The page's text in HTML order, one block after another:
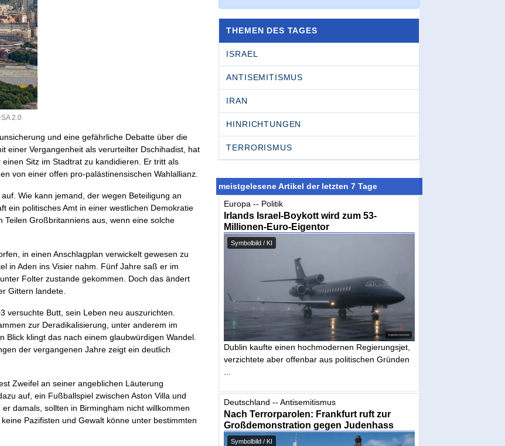
2.0
und eine gefährliche Debatte über die
einer Vergangenheit als verurteilter Dschihadist, hat
Sitz im Stadtrat zu kandidieren. Er tritt als
von einer offen pro-palästinensischen Wahlallianz.
Wie kann jemand, der wegen Beteiligung an
ein politisches Amt in einer westlichen Demokratie
Großbritanniens aus, wenn eine solche
in einen Anschlagplan verwickelt gewesen zu
in Aden ins Visier nahm. Fünf Jahre saß er im
Folter zustande gekommen. Doch das ändert
Gittern landete.
versuchte Butt, sein Leben neu auszurichten.
zur Deradikalisierung, unter anderem im
Blick klingt das nach einem glaubwürdigen Wandel.
der vergangenen Jahre zeigt ein deutlich
Zweifel an seiner angeblichen Läuterung
auf, ein Fußballspiel zwischen Aston Villa und
damals, sollten in Birmingham nicht willkommen
Pazifisten und Gewalt könne unter bestimmten
THEMEN DES TAGES
ISRAEL
ANTISEMITISMUS
IRAN
HINRICHTUNGEN
TERRORISMUS
meistgelesene Artikel der letzten 7 Tage
Europa -- Politik
Irlands Israel-Boykott wird zum 53-
Millionen-Euro-Eigentor
Symbolbild / KI
Dublin kaufte einen hochmodernen Regierungsjet,
verzichtete aber offenbar aus politischen Gründen
Deutschland -- Antisemitismus
Nach Terrorparolen: Frankfurt ruft zur
Großdemonstration gegen Judenhass
Symbolbild / KI